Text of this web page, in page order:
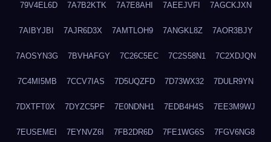
79V4EL6D 7A7B2KTK 7A7E8AHI 7AEEJVFI 7AGCKJXN
7AIBYJBI 7AJR6D3X 7AMTLOH9 7ANGKL8Z 7AOR3BJY
7AOSYN3G 7BVHAFGY 7C26C5EC 7C2S58N1 7C2XDJQN
7C4MI5MB 7CCV7IAS 7D5UQZFD 7D73WX32 7DULR9YN
7DXTFT0X 7DYZC5PF 7E0NDNH1 7EDB4H4S 7EE3M9WJ
7EUSEMEI 7EYNVZ6I 7FB2DR6D 7FE1WG6S 7FGV6NG8